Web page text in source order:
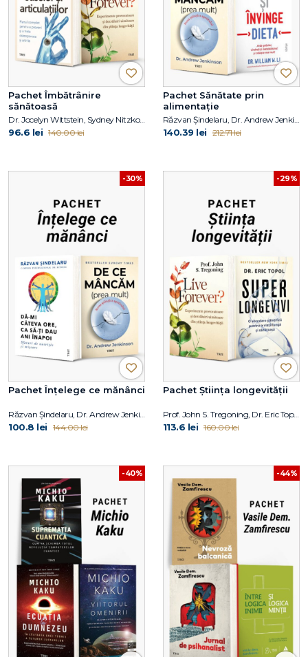
Pachet Îmbătrânire
sănătoasă
Dr. Jocelyn Wittstein, Sydney Nitzkorski, Prof. John S. Tregoning
96.6 lei 140.00 lei
Pachet Sănătate prin
alimentație
Răzvan Șindelaru, Dr. Andrew Jenkinson, Dr. William W. Li
140.39 lei 212.71 lei
-30%
Pachet Înțelege ce mănânci
Răzvan Șindelaru, Dr. Andrew Jenkinson
100.8 lei 144.00 lei
-29%
Pachet Știința longevității
Prof. John S. Tregoning, Dr. Eric Topol
113.6 lei 160.00 lei
-40% -44%